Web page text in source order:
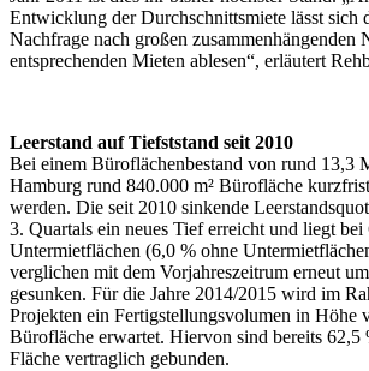
Entwicklung der Durchschnittsmiete lässt sich
Nachfrage nach großen zusammenhängenden
entsprechenden Mieten ablesen“, erläutert
Leerstand auf Tiefststand seit 2010
Bei einem Büroflächenbestand von rund 13,3
Hamburg rund 840.000 m² Bürofläche
werden. Die seit 2010 sinkende
3. Quartals ein neues Tief erreicht und liegt
Untermietflächen (6,0 % ohne
verglichen mit dem Vorjahreszeitrum erneut
gesunken. Für die Jahre 2014/2015 wird im
Projekten ein Fertigstellungsvolumen in Höhe
Bürofläche erwartet. Hiervon sind bereits 62,5
Fläche vertraglich gebunden.